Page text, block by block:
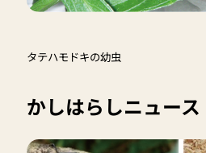
タテハモドキの幼虫
かしはらしニュース